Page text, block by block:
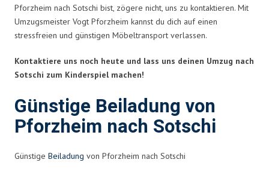
Pforzheim nach Sotschi bist, zögere nicht, uns zu kontaktieren. Mit
Umzugsmeister Vogt Pforzheim kannst du dich auf einen
stressfreien und günstigen Möbeltransport verlassen.
Kontaktiere uns noch heute und lass uns deinen Umzug nach
Sotschi zum Kinderspiel machen!
Günstige Beiladung von
Pforzheim nach Sotschi
Günstige Beiladung von Pforzheim nach Sotschi